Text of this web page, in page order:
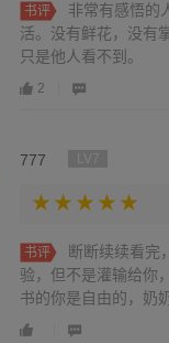
书评
非常有感悟的
活。没有鲜花，没有
只是他人看不到。
2
777
书评
断断续续看完
验，但不是灌输给你
书的你是自由的，奶